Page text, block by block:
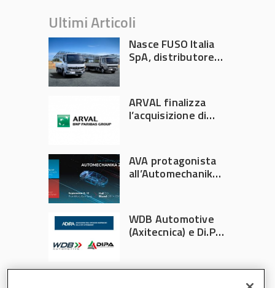
Ultimi Articoli
Nasce FUSO Italia
SpA, distributore
ARVAL finalizza
l’acquisizione di
AVA protagonista
all’Automechanika
WDB Automotive
(Axitecnica) e Di.Pa.